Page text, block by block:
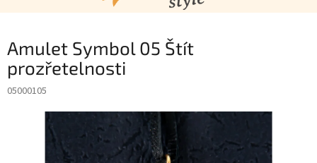
Amulet Symbol 05 Štít
prozřetelnosti
05000105